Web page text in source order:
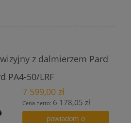
z dalmierzem Pard
PA4-50/LRF
7 599,00 zł
Cena netto: 6 178,05 zł
powiadom o